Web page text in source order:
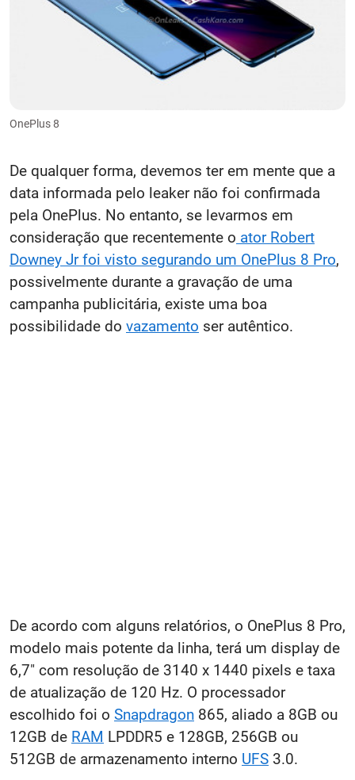
OnePlus 8
De qualquer forma, devemos ter em mente que a
data informada pelo leaker não foi confirmada
pela OnePlus. No entanto, se levarmos em
consideração que recentemente o ator Robert
Downey Jr foi visto segurando um OnePlus 8 Pro,
possivelmente durante a gravação de uma
campanha publicitária, existe uma boa
possibilidade do vazamento ser autêntico.
De acordo com alguns relatórios, o OnePlus 8 Pro,
modelo mais potente da linha, terá um display de
6,7" com resolução de 3140 x 1440 pixels e taxa
de atualização de 120 Hz. O processador
escolhido foi o Snapdragon 865, aliado a 8GB ou
12GB de RAM LPDDR5 e 128GB, 256GB ou
512GB de armazenamento interno UFS 3.0.